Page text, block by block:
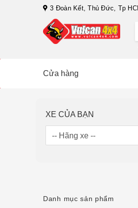
3 Đoàn Kết, Thủ Đức, Tp
Cửa hàng
XE CỦA BẠN
Danh mục sản phẩm